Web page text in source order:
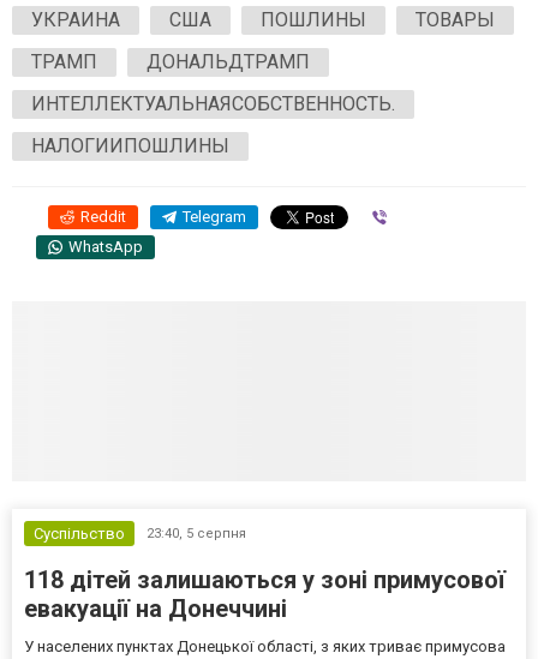
УКРАИНА
США ПОШЛИНЫ
ТОВАРЫ
ТРАМП
ДОНАЛЬДТРАМП
ИНТЕЛЛЕКТУАЛЬНАЯСОБСТВЕННОСТЬ.
НАЛОГИИПОШЛИНЫ
Reddit Telegram
WhatsApp
Суспільство 23:40, 5 серпня
118 дітей залишаються у зоні примусової
евакуації на Донеччині
У населених пунктах Донецької області, з яких триває примусова